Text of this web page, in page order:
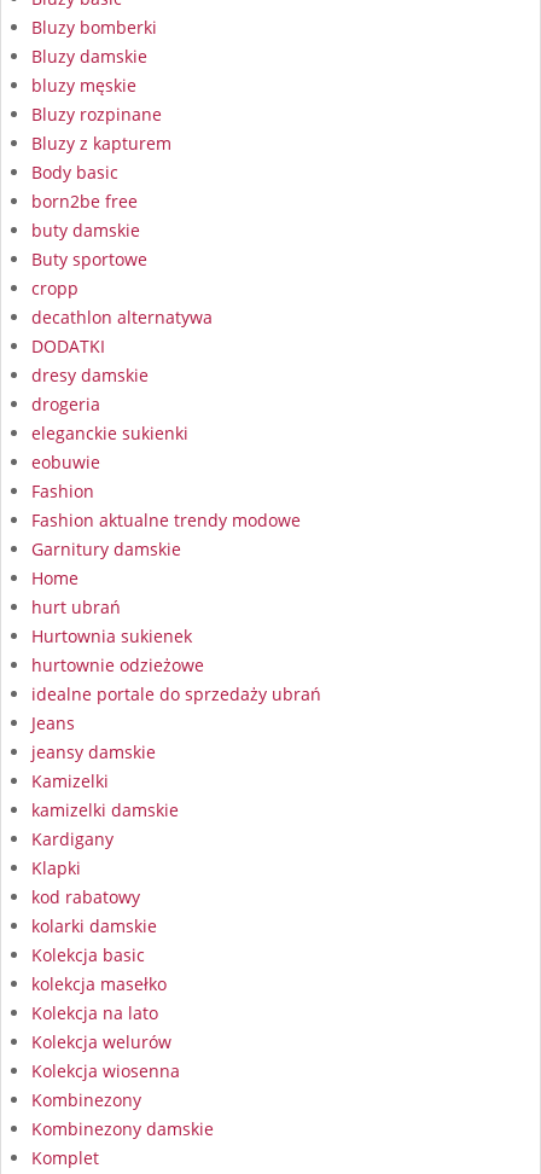
Bluzy bomberki
Bluzy damskie
bluzy męskie
Bluzy rozpinane
Bluzy z kapturem
Body basic
born2be free
buty damskie
Buty sportowe
cropp
decathlon alternatywa
DODATKI
dresy damskie
drogeria
eleganckie sukienki
eobuwie
Fashion
Fashion aktualne trendy modowe
Garnitury damskie
Home
hurt ubrań
Hurtownia sukienek
hurtownie odzieżowe
idealne portale do sprzedaży ubrań
Jeans
jeansy damskie
Kamizelki
kamizelki damskie
Kardigany
Klapki
kod rabatowy
kolarki damskie
Kolekcja basic
kolekcja masełko
Kolekcja na lato
Kolekcja welurów
Kolekcja wiosenna
Kombinezony
Kombinezony damskie
Komplet